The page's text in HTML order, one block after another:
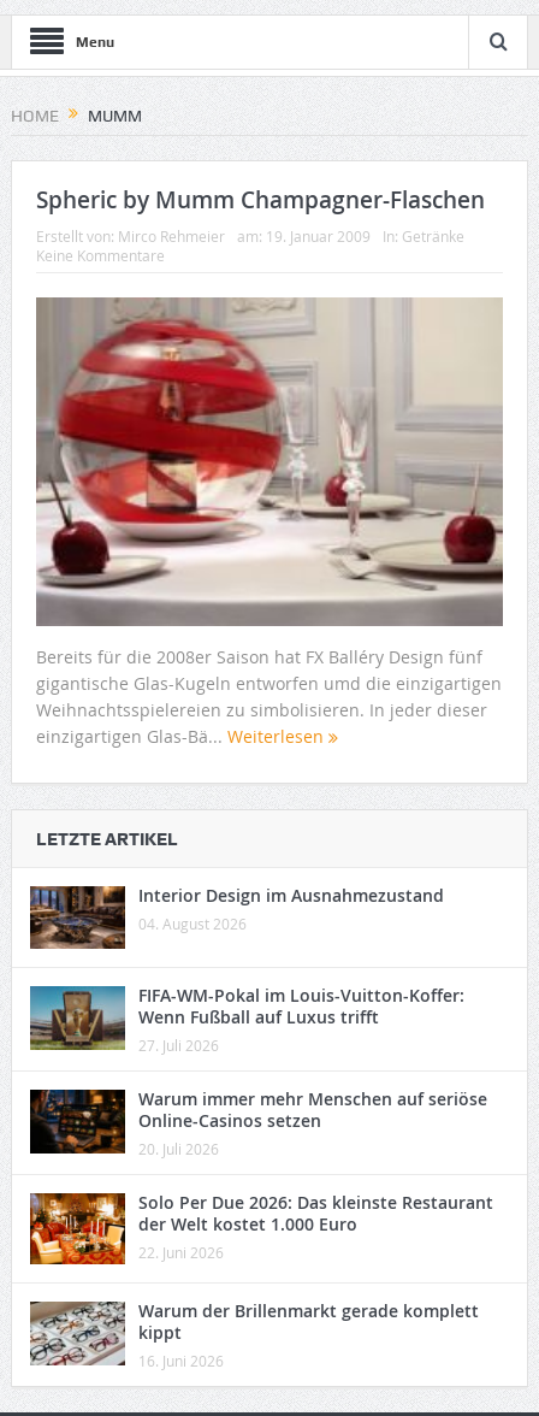
Menu
HOME MUMM
Spheric by Mumm Champagner-Flaschen
Erstellt von: Mirco Rehmeier am: 19. Januar 2009 In: Getränke
Keine Kommentare
Bereits für die 2008er Saison hat FX Balléry Design fünf
gigantische Glas-Kugeln entworfen umd die einzigartigen
Weihnachtsspielereien zu simbolisieren. In jeder dieser
einzigartigen Glas-Bä... Weiterlesen
LETZTE ARTIKEL
Interior Design im Ausnahmezustand
04. August 2026
FIFA-WM-Pokal im Louis-Vuitton-Koffer:
Wenn Fußball auf Luxus trifft
27. Juli 2026
Warum immer mehr Menschen auf seriöse
Online-Casinos setzen
20. Juli 2026
Solo Per Due 2026: Das kleinste Restaurant
der Welt kostet 1.000 Euro
22. Juni 2026
Warum der Brillenmarkt gerade komplett
kippt
16. Juni 2026